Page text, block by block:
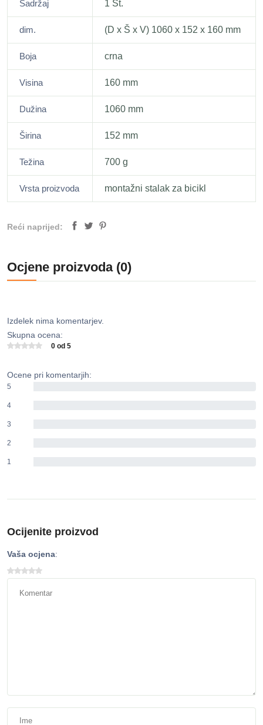
Sadržaj 1 St.
dim. (D x Š x V) 1060 x 152 x 160 mm
Boja crna
Visina 160 mm
Dužina 1060 mm
Širina 152 mm
Težina 700 g
Vrsta proizvoda montažni stalak za bicikl
Reći naprijed:
Ocjene proizvoda (0)
Izdelek nima komentarjev.
Skupna ocena:
0 od 5
Ocene pri komentarjih:
5
4
3
2
1
Ocijenite proizvod
Vaša ocjena: